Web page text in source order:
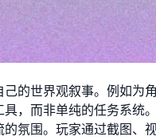
的世界观叙事。例如为
，而非单纯的任务系统。
氛围。玩家通过截图、